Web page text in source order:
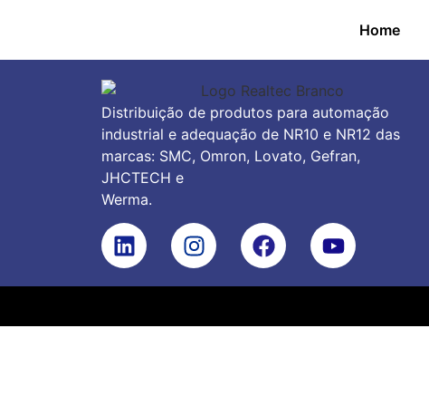
Home
Distribuição de produtos para automação
industrial e adequação de NR10 e NR12 das
marcas: SMC, Omron, Lovato, Gefran,
JHCTECH e
Werma.